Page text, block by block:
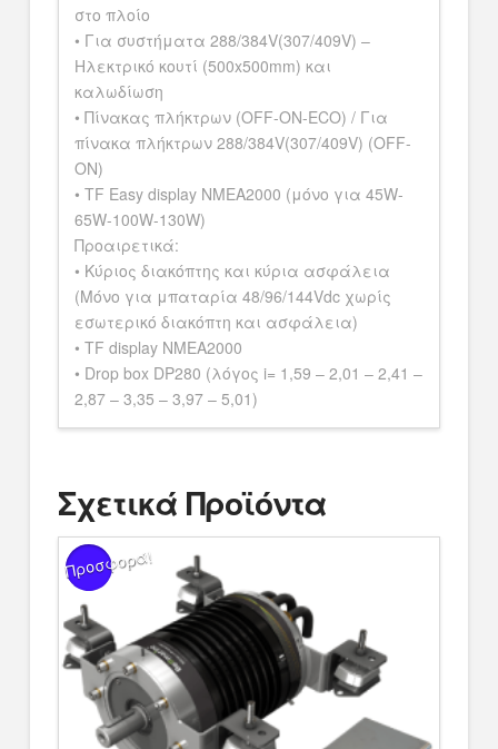
στο πλοίο
• Για συστήματα 288/384V(307/409V) –
Ηλεκτρικό κουτί (500x500mm) και
καλωδίωση
• Πίνακας πλήκτρων (OFF-ON-ECO) / Για
πίνακα πλήκτρων 288/384V(307/409V) (OFF-
ON)
• TF Easy display NMEA2000 (μόνο για 45W-
65W-100W-130W)
Προαιρετικά:
• Κύριος διακόπτης και κύρια ασφάλεια
(Μόνο για μπαταρία 48/96/144Vdc χωρίς
εσωτερικό διακόπτη και ασφάλεια)
• TF display NMEA2000
• Drop box DP280 (λόγος i= 1,59 – 2,01 – 2,41 –
2,87 – 3,35 – 3,97 – 5,01)
Σχετικά Προϊόντα
Προσφορά!